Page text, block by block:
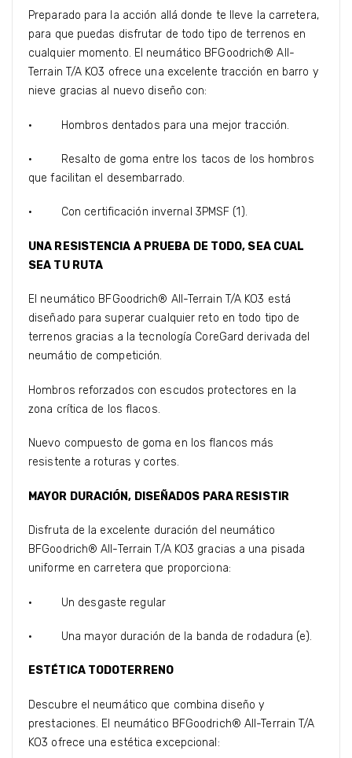
Preparado para la acción allá donde te lleve la carretera,
para que puedas disfrutar de todo tipo de terrenos en
cualquier momento. El neumático BFGoodrich® All-
Terrain T/A KO3 ofrece una excelente tracción en barro y
nieve gracias al nuevo diseño con:
· Hombros dentados para una mejor tracción.
· Resalto de goma entre los tacos de los hombros
que facilitan el desembarrado.
· Con certificación invernal 3PMSF (1).
UNA RESISTENCIA A PRUEBA DE TODO, SEA CUAL
SEA TU RUTA
El neumático BFGoodrich® All-Terrain T/A KO3 está
diseñado para superar cualquier reto en todo tipo de
terrenos gracias a la tecnología CoreGard derivada del
neumátio de competición.
Hombros reforzados con escudos protectores en la
zona crítica de los flacos.
Nuevo compuesto de goma en los flancos más
resistente a roturas y cortes.
MAYOR DURACIÓN, DISEÑADOS PARA RESISTIR
Disfruta de la excelente duración del neumático
BFGoodrich® All-Terrain T/A KO3 gracias a una pisada
uniforme en carretera que proporciona:
· Un desgaste regular
· Una mayor duración de la banda de rodadura (e).
ESTÉTICA TODOTERRENO
Descubre el neumático que combina diseño y
prestaciones. El neumático BFGoodrich® All-Terrain T/A
KO3 ofrece una estética excepcional: